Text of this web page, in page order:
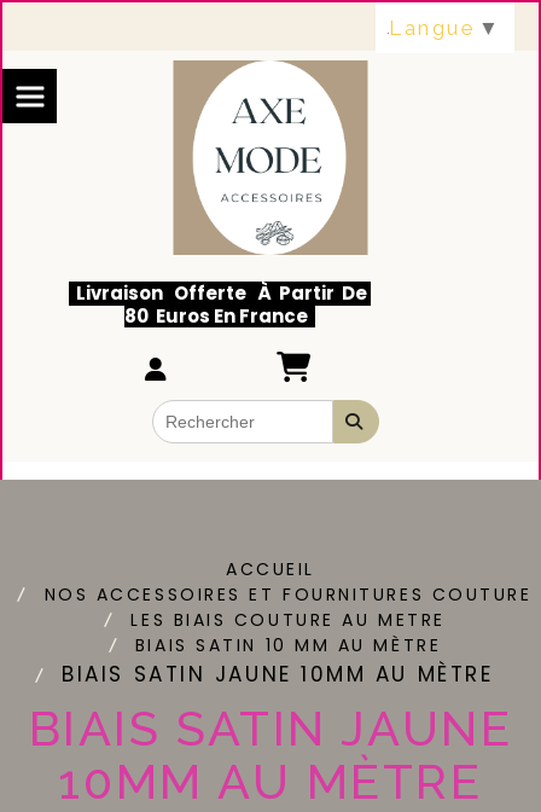
Livraison Offerte À Partir De
80 Euros En France
ACCUEIL
NOS ACCESSOIRES ET FOURNITURES COUTURE
LES BIAIS COUTURE AU METRE
BIAIS SATIN 10 MM AU MÈTRE
BIAIS SATIN JAUNE 10MM AU MÈTRE
BIAIS SATIN JAUNE
10MM AU MÈTRE
Langue ▼
Panneau de gestion des cookies